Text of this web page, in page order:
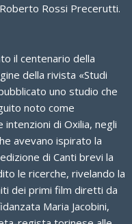
Rossi Precerutti.
il centenario della
della rivista «Studi
uno studio che
noto come
intenzioni di Oxilia, negli
avevano ispirato la
di Canti brevi la
le ricerche, rivelando la
dei primi film diretti da
Maria Jacobini,